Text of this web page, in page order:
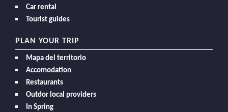
Car rental
Tourist guides
PLAN YOUR TRIP
Mapa del territorio
Accomodation
Restaurants
Outdor local providers
In Spring